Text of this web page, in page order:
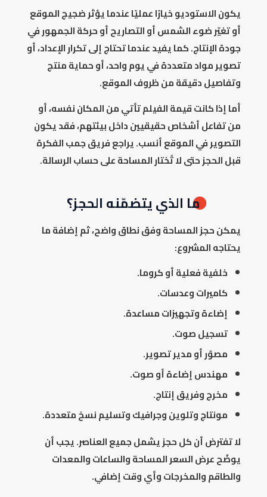
يكون الاستوديو خيارًا عمليًا عندما يؤثر ضجيج الموقع
أو تغيّر ضوء الشمس أو التصاريح أو حركة الجمهور في
جودة الإنتاج. كما يفيد عندما تحتاج إلى تكرار الإعداد، أو
تصوير مواد متعددة في يوم واحد، أو حماية منتج
وتفاصيل دقيقة من ظروف الموقع.
أما إذا كانت قيمة الفيلم تأتي من المكان نفسه، أو
من تفاعل أشخاص حقيقيين داخل بيئتهم، فقد يكون
التصوير في الموقع أنسب. يراجع فريق جمب الفكرة
قبل الحجز حتى لا تُختار المساحة على حساب الرسالة.
ما الذي يتضمّنه الحجز؟
يمكن حجز المساحة وفق نطاق واضح، ثم إضافة ما
يحتاجه المشروع:
خلفية فعلية أو كروما.
كاميرات وعدسات.
إضاءة وتجهيزات مساعدة.
تسجيل صوت.
مصوّر أو مدير تصوير.
مهندس إضاءة أو صوت.
مخرج وفريق إنتاج.
مونتاج وتلوين وجرافيك وتسليم نسخ متعددة.
لا تفترض أن كل حجز يشمل جميع العناصر. يجب أن
يوضّح عرض السعر المساحة والساعات والمعدات
والطاقم والمخرجات وأي وقت إضافي.